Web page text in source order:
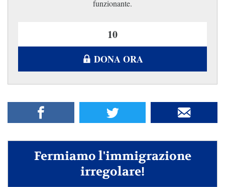
funzionante.
DONA ORA
Fermiamo l'immigrazione
irregolare!